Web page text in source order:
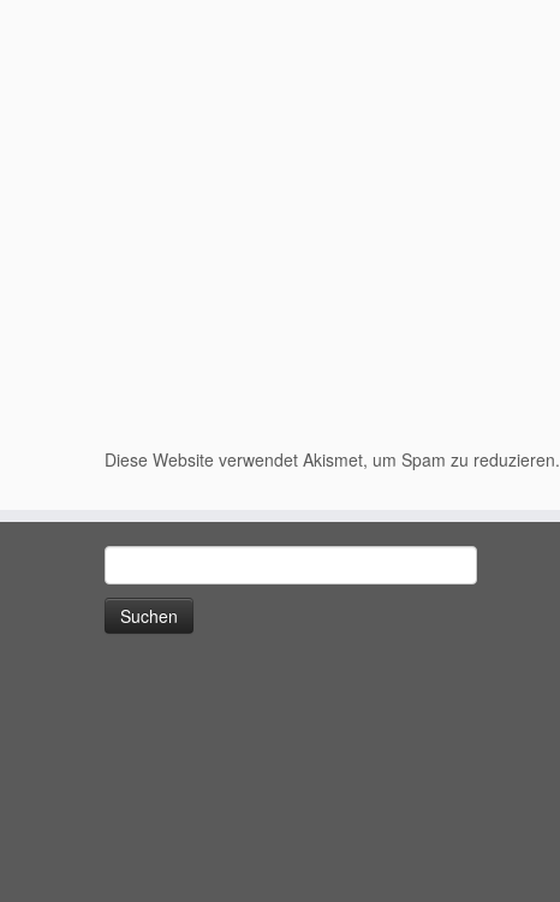
Diese Website verwendet Akismet, um Spam zu reduzieren.
nach: